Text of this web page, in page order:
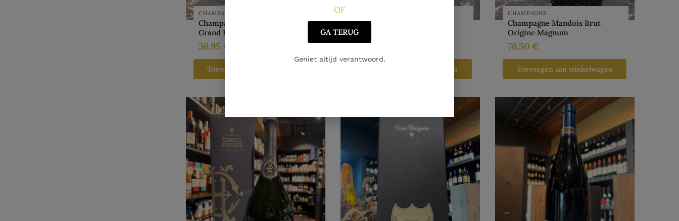
CHAMPAGNE
Champagne Mandois Brut
Grand Réserve Rosé
36.95 €
Toevoegen aan winkelwagen
Champagne Mandois Brut
Origine
31.20
Toevoegen aan winkelwagen
CHAMPAGNE
Champagne Mandois Brut
Origine Magnum
76.50 €
Toevoegen aan winkelwagen
OF
GA TERUG
Geniet altijd verantwoord.